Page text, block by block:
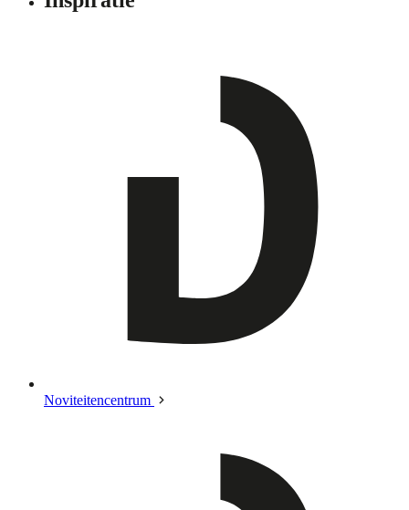
Noviteitencentrum